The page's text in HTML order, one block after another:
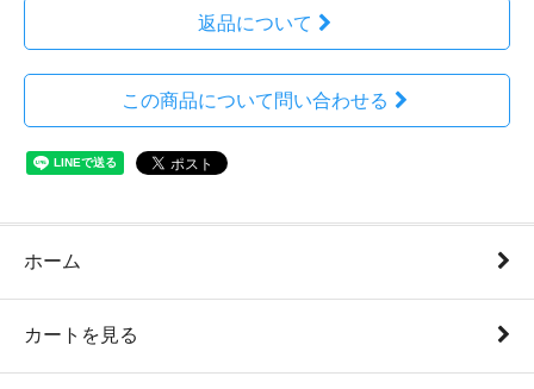
返品について
この商品について問い合わせる
ホーム
カートを見る